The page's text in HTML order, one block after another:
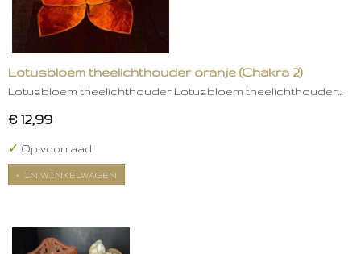
Lotusbloem theelichthouder oranje (Chakra 2)
Lotusbloem theelichthouder Lotusbloem theelichthouder…
€ 12,99
✓ Op voorraad
IN WINKELWAGEN